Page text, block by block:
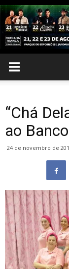
“Chá
ao
24 de novembro de